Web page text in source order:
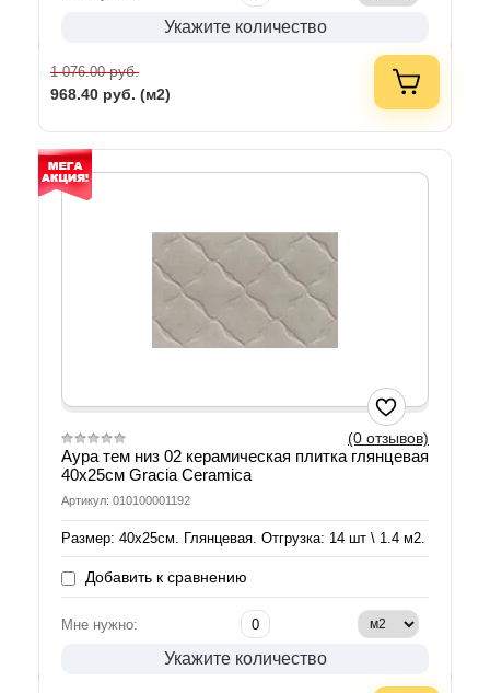
Укажите количество
1 076.00руб.
968.40 руб. (м2)
(0 отзывов)
Аура тем низ 02 керамическая плитка глянцевая
40х25см Gracia Ceramica
Артикул: 010100001192
Размер: 40х25см. Глянцевая. Отгрузка: 14 шт \ 1.4 м2.
Добавить к сравнению
Мне нужно:
Укажите количество